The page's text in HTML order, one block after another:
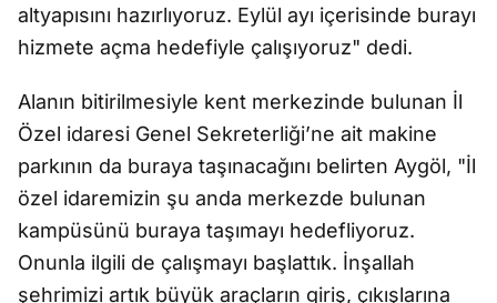
altyapısını hazırlıyoruz. Eylül ayı içerisinde burayı
hizmete açma hedefiyle çalışıyoruz" dedi.
Alanın bitirilmesiyle kent merkezinde bulunan İl
Özel idaresi Genel Sekreterliği’ne ait makine
parkının da buraya taşınacağını belirten Aygöl, "İl
özel idaremizin şu anda merkezde bulunan
kampüsünü buraya taşımayı hedefliyoruz.
Onunla ilgili de çalışmayı başlattık. İnşallah
şehrimizi artık büyük araçların giriş, çıkışlarına